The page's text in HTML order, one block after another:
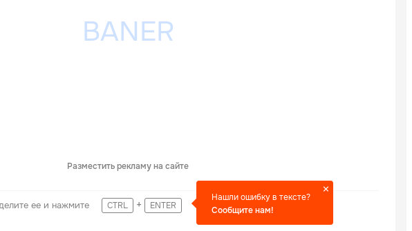
Разместить рекламу на сайте
ее и нажмите CTRL + ENTER
Нашли ошибку в тексте?
Сообщите нам!